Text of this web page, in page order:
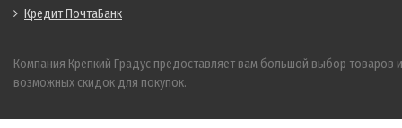
Кредит ПочтаБанк
Компания Крепкий Градус предоставляет вам большой выбор товаров и
возможных скидок для покупок.